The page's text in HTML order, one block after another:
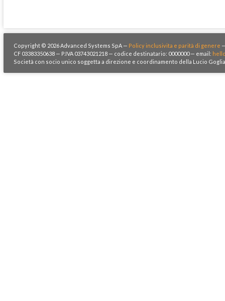
Copyright © 2026 Advanced Systems SpA — Policy inclusivita e parità di genere
CF 03383350638 — P.IVA 03743021218 — codice destinatario: 0000000 — email:
Società con socio unico soggetta a direzione e coordinamento della Lucio